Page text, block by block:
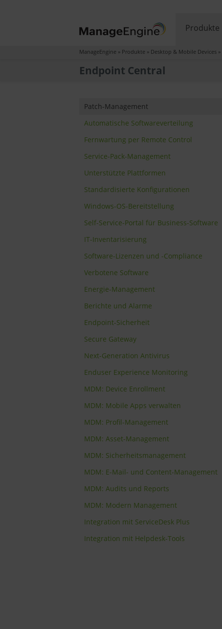
Produkte
ManageEngine » Produkte » Desktop & Mobile Devices »
Endpoint Central
Patch-Management
Automatische Softwareverteilung
Fernwartung per Remote Control
Service-Pack-Management
Unterstützte Plattformen
Standardisierte Konfigurationen
Windows-OS-Bereitstellung
Self-Service-Portal für Business-Software
IT-Inventarisierung
Software-Lizenzen und -Compliance
Verbotene Software
Energie-Management
Berichte und Alarme
Endpoint-Sicherheit
Secure Gateway
Next-Generation Antivirus
Enduser Experience Monitoring
MDM: Device Enrollment
MDM: Mobile Apps verwalten
MDM: Profil-Management
MDM: Asset-Management
MDM: Sicherheitsmanagement
MDM: E-Mail- und Content-Management
MDM: Audits und Reports
MDM: Modern Management
Integration mit ServiceDesk Plus
Integration mit Helpdesk-Tools